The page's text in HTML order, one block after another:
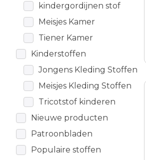
kindergordijnen stof
Meisjes Kamer
Tiener Kamer
Kinderstoffen
Jongens Kleding Stoffen
Meisjes Kleding Stoffen
Tricotstof kinderen
Nieuwe producten
Patroonbladen
Populaire stoffen